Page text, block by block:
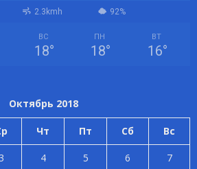
2.3kmh 92%
ВС
18°
ПН
18°
ВТ
16°
Октябрь 2018
Чт Пт Сб Вс
3 4 5 6
7